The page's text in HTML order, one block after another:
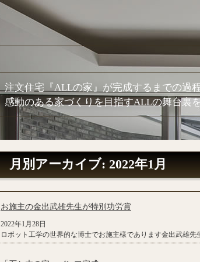
注文住宅『ALLの家』が完成するまでの過
感動のある家づくりを目指すALLの舞台裏
月別アーカイブ: 2022年1月
お施主の金出武雄先生が特別功労賞
2022年1月28日
ロボット工学の世界的な博士でお施主様であります金出武雄